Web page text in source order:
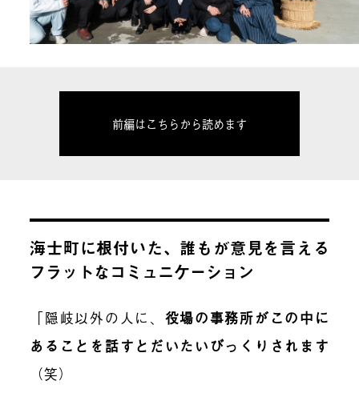
前編はこちらから読めます
海士町に根付いた、誰もが意見を言える
フラットなコミュニケーション
「隠岐以外の人に、 役場の事務所がこの中に
あることを話すとだいたいびっくりされます
（笑）